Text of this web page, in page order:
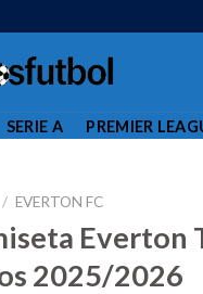
SERIE A PREMIER
/ EVERTON FC
Everton
2025/2026